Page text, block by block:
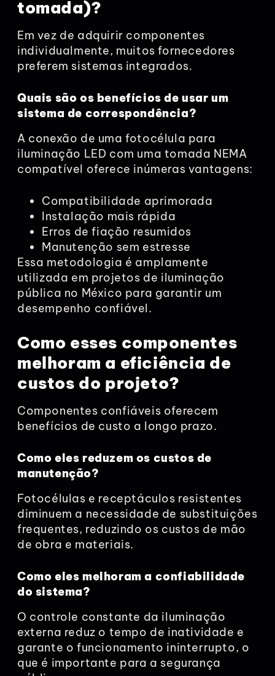
tomada)?
Em vez de adquirir componentes
individualmente, muitos fornecedores
preferem sistemas integrados.
Quais são os benefícios de usar um
sistema de correspondência?
A conexão de uma fotocélula para
iluminação LED com uma tomada NEMA
compatível oferece inúmeras vantagens:
Compatibilidade aprimorada
Instalação mais rápida
Erros de fiação resumidos
Manutenção sem estresse
Essa metodologia é amplamente
utilizada em projetos de iluminação
pública no México para garantir um
desempenho confiável.
Como esses componentes
melhoram a eficiência de
custos do projeto?
Componentes confiáveis oferecem
benefícios de custo a longo prazo.
Como eles reduzem os custos de
manutenção?
Fotocélulas e receptáculos resistentes
diminuem a necessidade de substituições
frequentes, reduzindo os custos de mão
de obra e materiais.
Como eles melhoram a confiabilidade
do sistema?
O controle constante da iluminação
externa reduz o tempo de inatividade e
garante o funcionamento ininterrupto, o
que é importante para a segurança